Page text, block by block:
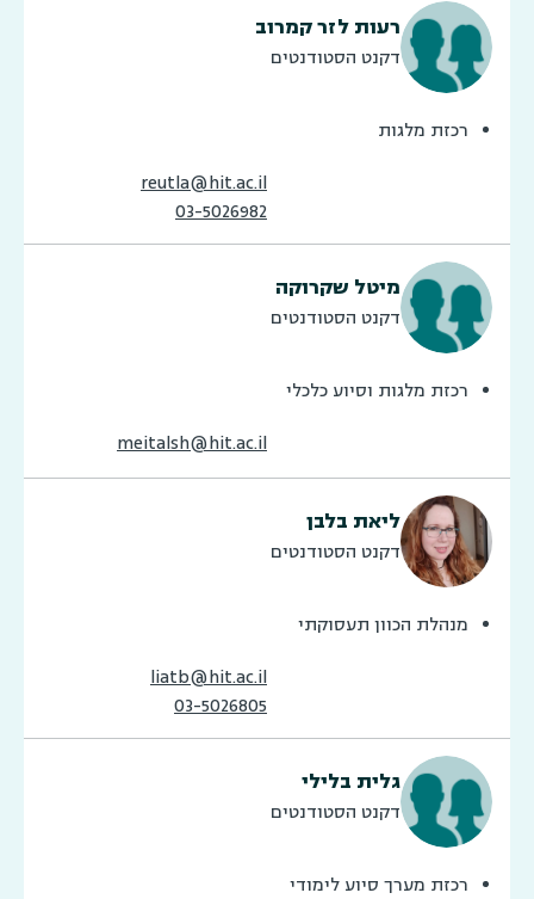
רעות לזר קמרוב
דקנט הסטודנטים
רכזת מלגות
reutla@hit.ac.il
03-5026982
מיטל שקרוקה
דקנט הסטודנטים
רכזת מלגות וסיוע כלכלי
meitalsh@hit.ac.il
ליאת בלבן
דקנט הסטודנטים
מנהלת הכוון תעסוקתי
liatb@hit.ac.il
03-5026805
גלית בלילי
דקנט הסטודנטים
רכזת מערך סיוע לימודי